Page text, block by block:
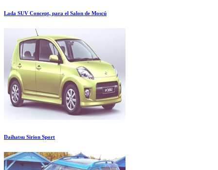
Lada SUV Concept, para el Salon de Moscú
Daihatsu Sirion Sport